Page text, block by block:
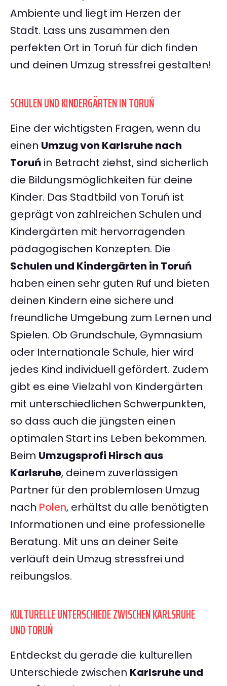
Ambiente und liegt im Herzen der
Stadt. Lass uns zusammen den
perfekten Ort in Toruń für dich finden
und deinen Umzug stressfrei gestalten!
SCHULEN UND KINDERGÄRTEN IN TORUŃ
Eine der wichtigsten Fragen, wenn du
einen Umzug von Karlsruhe nach
Toruń in Betracht ziehst, sind sicherlich
die Bildungsmöglichkeiten für deine
Kinder. Das Stadtbild von Toruń ist
geprägt von zahlreichen Schulen und
Kindergärten mit hervorragenden
pädagogischen Konzepten. Die
Schulen und Kindergärten in Toruń
haben einen sehr guten Ruf und bieten
deinen Kindern eine sichere und
freundliche Umgebung zum Lernen und
Spielen. Ob Grundschule, Gymnasium
oder Internationale Schule, hier wird
jedes Kind individuell gefördert. Zudem
gibt es eine Vielzahl von Kindergärten
mit unterschiedlichen Schwerpunkten,
so dass auch die jüngsten einen
optimalen Start ins Leben bekommen.
Beim Umzugsprofi Hirsch aus
Karlsruhe, deinem zuverlässigen
Partner für den problemlosen Umzug
nach Polen, erhältst du alle benötigten
Informationen und eine professionelle
Beratung. Mit uns an deiner Seite
verläuft dein Umzug stressfrei und
reibungslos.
KULTURELLE UNTERSCHIEDE ZWISCHEN KARLSRUHE
UND TORUŃ
Entdeckst du gerade die kulturellen
Unterschiede zwischen Karlsruhe und